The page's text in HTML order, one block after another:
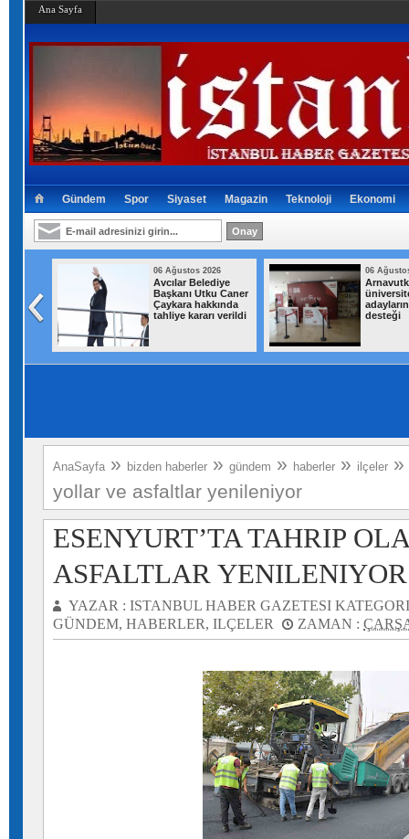
Ana Sayfa
Gündem Spor Siyaset Magazin Teknoloji Ekonomi
attı!
06 Ağustos 2026
Avcılar Belediye
Başkanı Utku Caner
Çaykara hakkında
tahliye kararı verildi
06
desteği
AnaSayfa » bizden haberler » gündem » haberler » ilçeler »
yollar ve asfaltlar yenileniyor
ESENYURT’TA TAHRIP
ASFALTLAR YENILENIYOR
YAZAR : ISTANBUL HABER GAZETESI
GÜNDEM, HABERLER, ILÇELER ZAMAN :